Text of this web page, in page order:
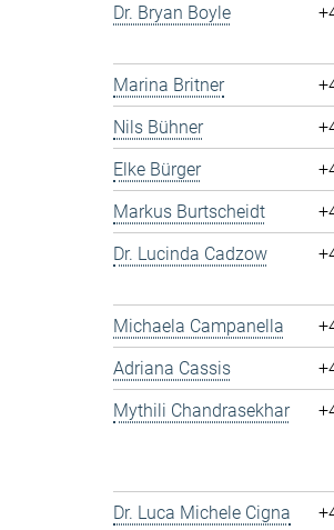
Dr. Bryan Boyle
Marina Britner
Nils Bühner
Elke Bürger
Markus Burtscheidt
Dr. Lucinda Cadzow
Michaela Campanella
Adriana Cassis
Mythili Chandrasekhar
Dr. Luca Michele Cigna